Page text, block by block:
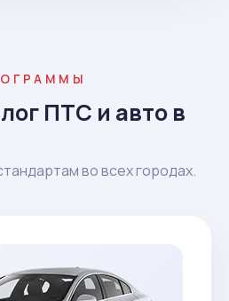
ПТС и авто в
во всех городах.